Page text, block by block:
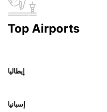
Top Airports
إيطاليا
إسبانيا